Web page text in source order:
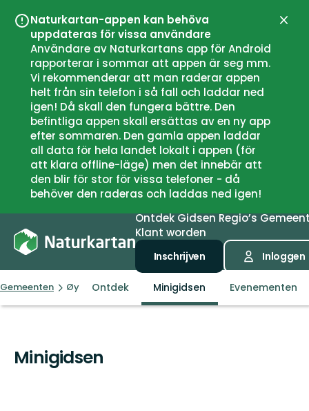
Naturkartan-appen kan behöva
uppdateras för vissa användare
Användare av Naturkartans app för Android
rapporterar i sommar att appen är seg mm.
Vi rekommenderar att man raderar appen
helt från sin telefon i så fall och laddar ned
igen! Då skall den fungera bättre. Den
befintliga appen skall ersättas av en ny app
efter sommaren. Den gamla appen laddar
all data för hela landet lokalt i appen (för
att klara offline-läge) men det innebär att
den blir för stor för vissa telefoner - då
behöver den raderas och laddas ned igen!
OntdekGidsenRegio’s
Klant worden
Inschrijven Inloggen
Gemeenten Øystre Slidre
Ontdek Minigidsen Evenementen
Minigidsen